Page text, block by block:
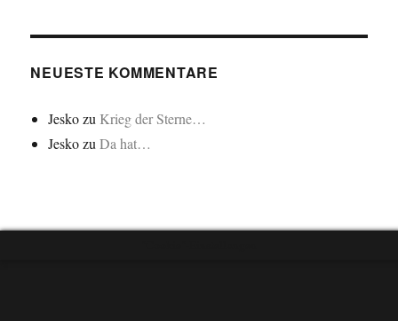
NEUESTE KOMMENTARE
Jeskozu Krieg der Sterne…
JeskozuDa hat…